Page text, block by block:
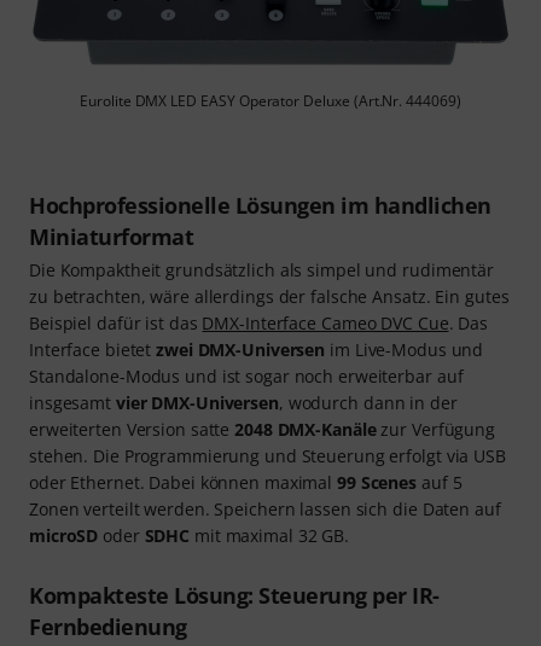
Eurolite DMX LED EASY Operator Deluxe (Art.Nr. 444069)
Hochprofessionelle Lösungen im handlichen
Miniaturformat
Die Kompaktheit grundsätzlich als simpel und rudimentär
zu betrachten, wäre allerdings der falsche Ansatz. Ein gutes
Beispiel dafür ist das DMX-Interface Cameo DVC Cue. Das
Interface bietetzwei DMX-Universen im Live-Modus und
Standalone-Modus und ist sogar noch erweiterbar auf
insgesamt vier DMX-Universen, wodurch dann in der
erweiterten Version satte2048 DMX-Kanälezur Verfügung
stehen. Die Programmierung und Steuerung erfolgt via USB
oder Ethernet. Dabei können maximal99 Scenes auf 5
Zonen verteilt werden. Speichern lassen sich die Daten auf
microSD oder SDHC mit maximal 32 GB.
Kompakteste Lösung: Steuerung per IR-
Fernbedienung